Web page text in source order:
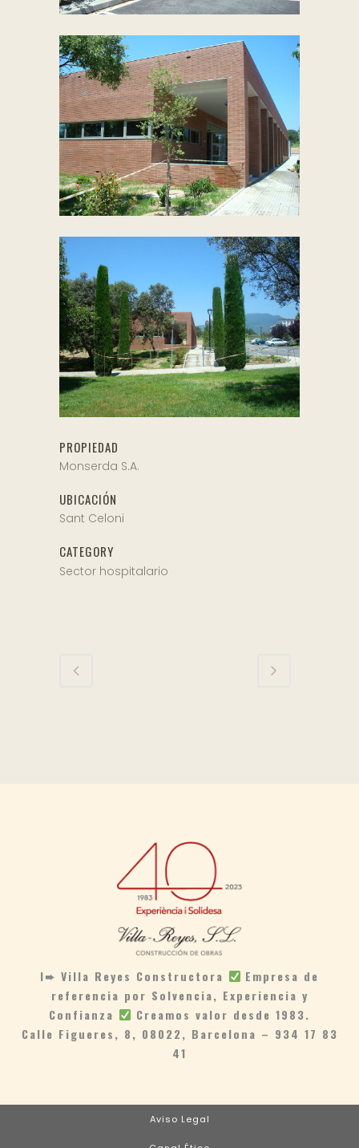
PROPIEDAD
Monserda S.A.
UBICACIÓN
Sant Celoni
CATEGORY
Sector hospitalario
I➨ Villa Reyes Constructora
Empresa de
referencia por Solvencia, Experiencia y
Confianza
Creamos valor desde 1983.
Calle Figueres, 8, 08022, Barcelona – 934 17 83
41
Aviso Legal